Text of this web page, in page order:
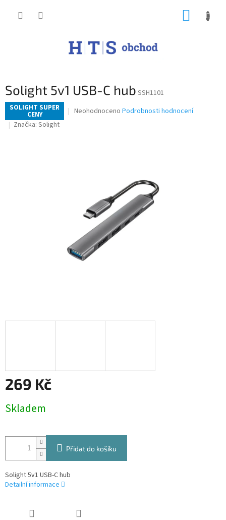
Solight 5v1 USB-C hub SSH1101
SOLIGHT SUPER
CENY
Průměrné
Neohodnoceno Podrobnosti hodnocení
Značka: Solight
269 Kč
cena:
Skladem
Přidat do košíku
Solight 5v1 USB-C hub
Detailní informace